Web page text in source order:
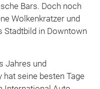
Bars. Doch noch
Wolkenkratzer und
Stadtbild in Downtown
Jahres und
hat seine besten Tage